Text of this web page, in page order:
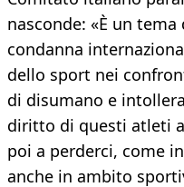
nasconde: «È un tema
condanna
dello sport nei
di disumano e
diritto di questi atleti
poi a perderci, come
anche in ambito